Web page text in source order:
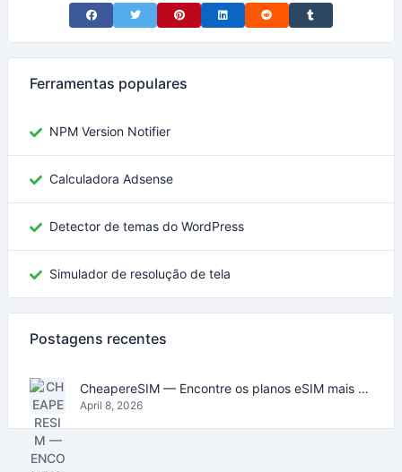
Share on Facebook
Share on TwitterShare on Pinterest
Share on LinkedIn
Share on RedditShare on Tumblr
Ferramentas populares
NPM Version Notifier
Calculadora Adsense
Detector de temas do WordPress
Simulador de resolução de tela
Postagens recentes
CheapereSIM — Encontre os planos eSIM mais baratos para viajar em 2026
April 8, 2026